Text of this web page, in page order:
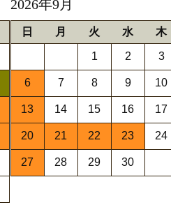
2026年9月
日 月 火 水 木
1 2 3
6 7 8 9 10
13 14 15 16 17
20 21 22 23 24
27 28 29 30